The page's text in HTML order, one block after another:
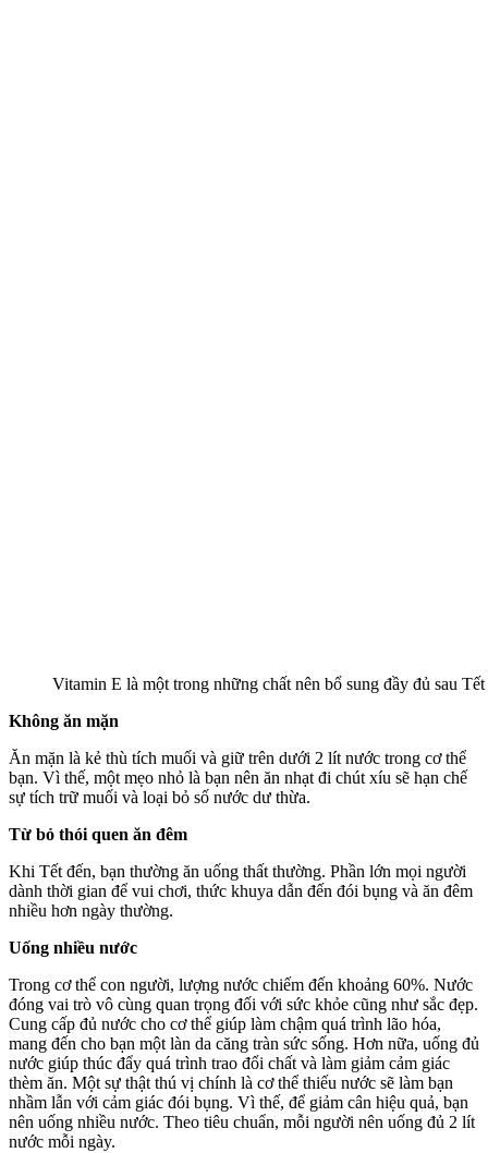
Vitamin E là một trong những chất nên bổ sung đầy đủ sau Tết
Không ăn mặn
Ăn mặn là kẻ thù tích muối và giữ trên dưới 2 lít nước trong cơ thể
bạn. Vì thế, một mẹo nhỏ là bạn nên ăn nhạt đi chút xíu sẽ hạn chế
sự tích trữ muối và loại bỏ số nước dư thừa.
Từ bỏ thói quen ăn đêm
Khi Tết đến, bạn thường ăn uống thất thường. Phần lớn mọi người
dành thời gian để vui chơi, thức khuya dẫn đến đói bụng và ăn đêm
nhiều hơn ngày thường.
Uống nhiều nước
Trong cơ thể con người, lượng nước chiếm đến khoảng 60%. Nước
đóng vai trò vô cùng quan trọng đối với sức khỏe cũng như sắc đẹp.
Cung cấp đủ nước cho cơ thể giúp làm chậm quá trình lão hóa,
mang đến cho bạn một làn da căng tràn sức sống. Hơn nữa, uống đủ
nước giúp thúc đẩy quá trình trao đổi chất và làm giảm cảm giác
thèm ăn. Một sự thật thú vị chính là cơ thể thiếu nước sẽ làm bạn
nhầm lẫn với cảm giác đói bụng. Vì thế, để giảm cân hiệu quả, bạn
nên uống nhiều nước. Theo tiêu chuẩn, mỗi người nên uống đủ 2 lít
nước mỗi ngày.